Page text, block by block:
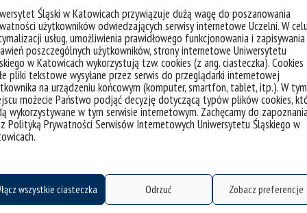
Śląski w Katowicach przywiązuje dużą wagę do poszanowania
użytkowników odwiedzających serwisy internetowe Uczelni. W
usług, umożliwienia prawidłowego funkcjonowania i zapisywania
poszczególnych użytkowników, strony internetowe Uniwersytetu
w Katowicach wykorzystują tzw. cookies (z ang. ciasteczka).
pliki tekstowe wysyłane przez serwis do przeglądarki internetowej
na urządzeniu końcowym (komputer, smartfon, tablet, itp.). W tym
możecie Państwo podjąć decyzję dotyczącą typów plików cookies,
wykorzystywane w tym serwisie internetowym. Zachęcamy do
Polityką Prywatności Serwisów Internetowych Uniwersytetu Śląskiego w
wszystkie ciasteczka Odrzuć Zobacz preferencje
Sukcesy Historia